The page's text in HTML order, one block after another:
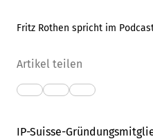
Fritz Rothen spricht im
Artikel teilen
IP-Suisse-